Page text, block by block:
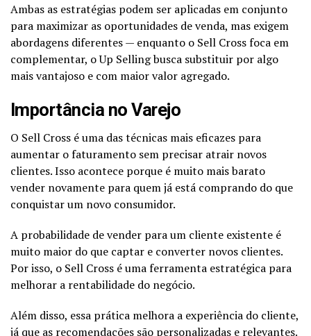
Ambas as estratégias podem ser aplicadas em conjunto
para maximizar as oportunidades de venda, mas exigem
abordagens diferentes — enquanto o Sell Cross foca em
complementar, o Up Selling busca substituir por algo
mais vantajoso e com maior valor agregado.
Importância no Varejo
O Sell Cross é uma das técnicas mais eficazes para
aumentar o faturamento sem precisar atrair novos
clientes. Isso acontece porque é muito mais barato
vender novamente para quem já está comprando do que
conquistar um novo consumidor.
A probabilidade de vender para um cliente existente é
muito maior do que captar e converter novos clientes.
Por isso, o Sell Cross é uma ferramenta estratégica para
melhorar a rentabilidade do negócio.
Além disso, essa prática melhora a experiência do cliente,
já que as recomendações são personalizadas e relevantes.